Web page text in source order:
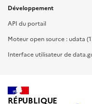
Développement
API du portail
Moteur open source : udata
Interface utilisateur de
RÉPUBLIQUE